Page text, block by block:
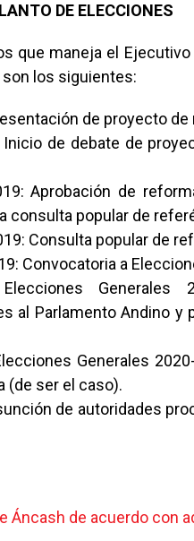
DE ELECCIONES
que maneja el
los siguientes:
de proyecto
de debate de
Aprobación de
consulta popular de
Consulta popular de
Convocatoria a
Generales
al Parlamento Andino y
Generales
(de ser el caso).
de autoridades
Áncash de acuerdo con